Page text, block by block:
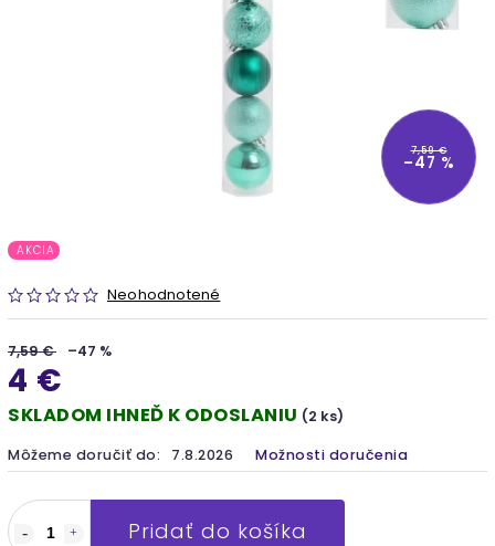
7,59 €
–47 %
AKCIA
Neohodnotené
7,59 € –47 %
4 €
SKLADOM IHNEĎ K ODOSLANIU (2 ks)
Môžeme doručiť do: 7.8.2026 Možnosti doručenia
Pridať do košíka